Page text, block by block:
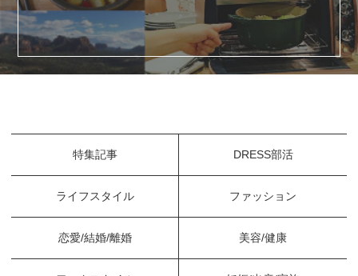
特集記事 DRESS部活
ライフスタイル ファッション
恋愛/結婚/離婚 美容/健康